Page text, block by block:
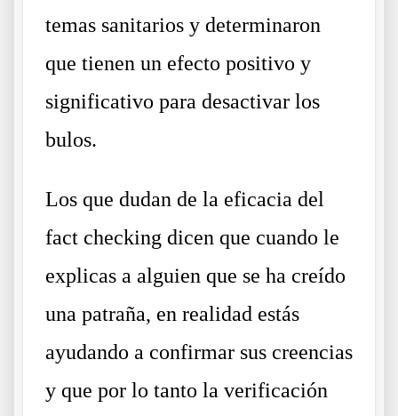
temas sanitarios y determinaron
que tienen un efecto positivo y
significativo para desactivar los
bulos.
Los que dudan de la eficacia del
fact checking dicen que cuando le
explicas a alguien que se ha creído
una patraña, en realidad estás
ayudando a confirmar sus creencias
y que por lo tanto la verificación